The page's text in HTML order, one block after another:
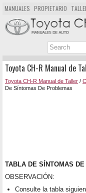
MANUALES PROPIETARIO
MAPA DEL SITIO
BUSCAR
Toyota CH-R Manual de
Toyota CH-R Manual de Taller /
De Síntomas De Problemas
TABLA DE SÍNTOMAS
OBSERVACIÓN:
Consulte la tabla